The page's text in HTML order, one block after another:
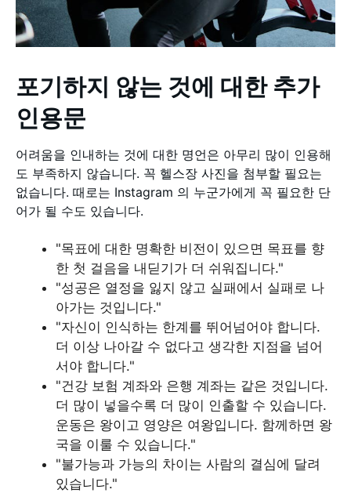
포기하지 않는 것에 대한 추가
인용문
어려움을 인내하는 것에 대한 명언은 아무리 많이 인용해
도 부족하지 않습니다. 꼭 헬스장 사진을 첨부할 필요는
없습니다. 때로는 Instagram 의 누군가에게 꼭 필요한 단
어가 될 수도 있습니다.
"목표에 대한 명확한 비전이 있으면 목표를 향
한 첫 걸음을 내딛기가 더 쉬워집니다."
"성공은 열정을 잃지 않고 실패에서 실패로 나
아가는 것입니다."
"자신이 인식하는 한계를 뛰어넘어야 합니다.
더 이상 나아갈 수 없다고 생각한 지점을 넘어
서야 합니다."
"건강 보험 계좌와 은행 계좌는 같은 것입니다.
더 많이 넣을수록 더 많이 인출할 수 있습니다.
운동은 왕이고 영양은 여왕입니다. 함께하면 왕
국을 이룰 수 있습니다."
"불가능과 가능의 차이는 사람의 결심에 달려
있습니다."